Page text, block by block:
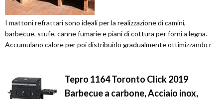
I mattoni refrattari sono ideali per la realizzazione di camini,
barbecue, stufe, canne fumarie e piani di cottura per forni a legna.
Accumulano calore per poi distribuirlo gradualmente ottimizzando r
Tepro 1164 Toronto Click 2019
Barbecue a carbone, Acciaio inox,